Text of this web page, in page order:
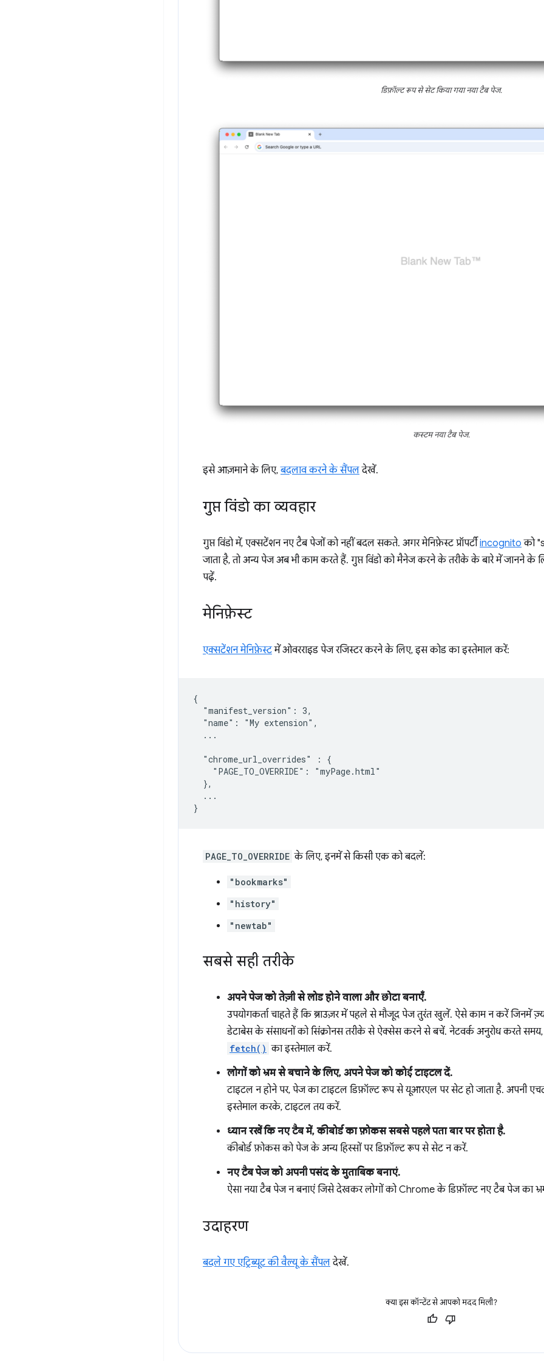
डिफ़ॉल्ट रूप से सेट किया गया नया टैब पेज.
कस्टम नया टैब पेज.
इसे आज़माने के लिए,बदलाव करने के सैंपलदेखें.
गुप्त विंडो का व्यवहार
गुप्त विंडो में, एक्सटेंशन नए टैब पेजों को नहीं बदल सकते. अगर मेनिफ़ेस्ट प्रॉपर्टीincognito को
जाता है, तो अन्य पेज अब भी काम करते हैं. गुप्त विंडो को मैनेज करने के तरीके के बारे में जानने के
पढ़ें.
मेनिफ़ेस्ट
एक्सटेंशन मेनिफ़ेस्टमें ओवरराइड पेज रजिस्टर करने के लिए, इस कोड का इस्तेमाल करें:
{
  "manifest_version": 3,
  "name": "My extension",
  ...
  "chrome_url_overrides" : {
    "PAGE_TO_OVERRIDE": "myPage.html"
  },
  ...
PAGE_TO_OVERRIDE के लिए, इनमें से किसी एक को बदलें:
"bookmarks"
"history"
"newtab"
सबसे सही तरीके
अपने पेज को तेज़ी से लोड होने वाला और छोटा बनाएँ.
उपयोगकर्ता चाहते हैं कि ब्राउज़र में पहले से मौजूद पेज तुरंत खुलें. ऐसे काम न करें जिनमें
डेटाबेस के संसाधनों को सिंक्रोनस तरीके से ऐक्सेस करने से बचें. नेटवर्क अनुरोध करते
fetch() का इस्तेमाल करें.
लोगों को भ्रम से बचाने के लिए, अपने पेज को कोई टाइटल दें.
टाइटल न होने पर, पेज का टाइटल डिफ़ॉल्ट रूप से यूआरएल पर सेट हो जाता है. अपनी
इस्तेमाल करके, टाइटल तय करें.
ध्यान रखें कि नए टैब में, कीबोर्ड का फ़ोकस सबसे पहले पता बार पर होता है.
कीबोर्ड फ़ोकस को पेज के अन्य हिस्सों पर डिफ़ॉल्ट रूप से सेट न करें.
नए टैब पेज को अपनी पसंद के मुताबिक बनाएं.
ऐसा नया टैब पेज न बनाएं जिसे देखकर लोगों को Chrome के डिफ़ॉल्ट नए टैब पेज का
उदाहरण
बदले गए एट्रिब्यूट की वैल्यू के सैंपलदेखें.
क्या इस कॉन्टेंट से आपको मदद मिली?